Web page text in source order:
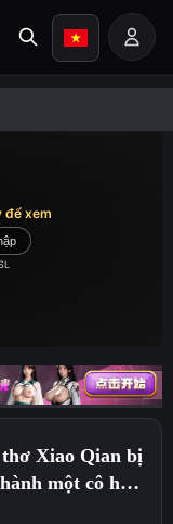
để xem
Xiao Qian bị
một cô hầu
dục và